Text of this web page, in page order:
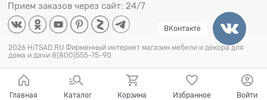
Прием заказов через сайт: 24/7
2026 HiTSAD.RU Фирменный интернет магазин мебели и декора для
дома и дачи 8(800)555-75-90
Главная Каталог Корзина Избранное Войти
ВКонтакте